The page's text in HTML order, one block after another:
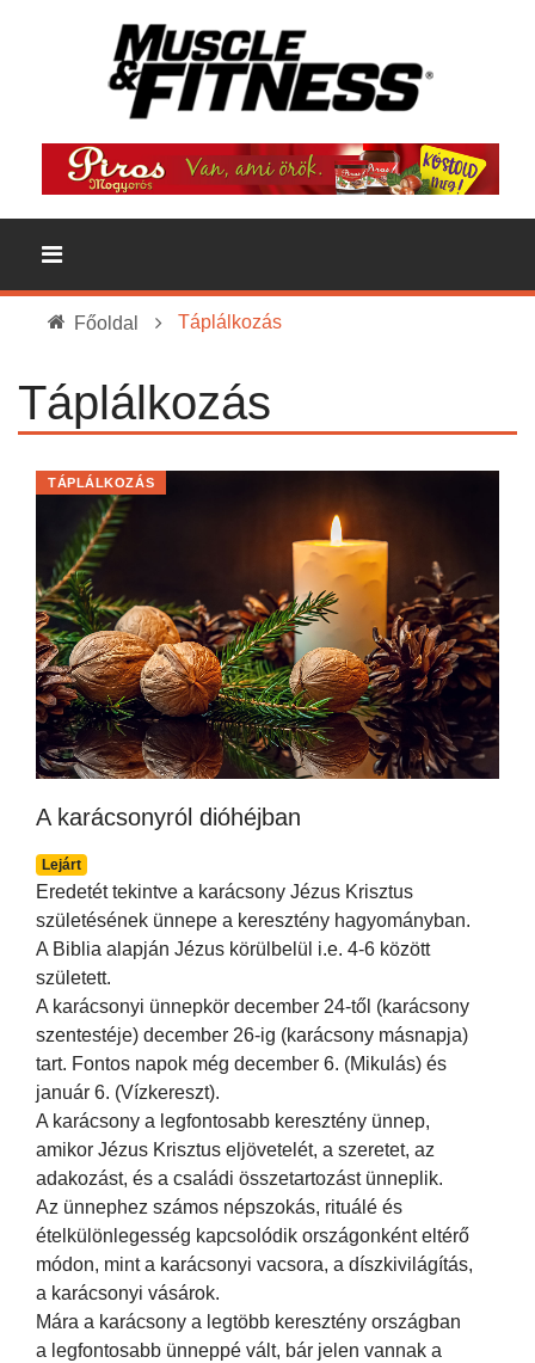
Főoldal Táplálkozás
Táplálkozás
A karácsonyról dióhéjban
Lejárt
TÁPLÁLKOZÁS
Eredetét tekintve a karácsony Jézus Krisztus
születésének ünnepe a keresztény hagyományban.
A Biblia alapján Jézus körülbelül i.e. 4-6 között
született.
A karácsonyi ünnepkör december 24-től (karácsony
szentestéje) december 26-ig (karácsony másnapja)
tart. Fontos napok még december 6. (Mikulás) és
január 6. (Vízkereszt).
A karácsony a legfontosabb keresztény ünnep,
amikor Jézus Krisztus eljövetelét, a szeretet, az
adakozást, és a családi összetartozást ünneplik.
Az ünnephez számos népszokás, rituálé és
ételkülönlegesség kapcsolódik országonként eltérő
módon, mint a karácsonyi vacsora, a díszkivilágítás,
a karácsonyi vásárok.
Mára a karácsony a legtöbb keresztény országban
a legfontosabb ünneppé vált, bár jelen vannak a